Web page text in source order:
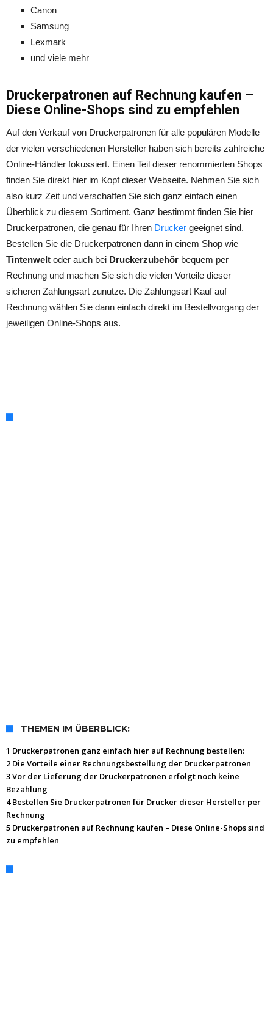
Canon
Samsung
Lexmark
und viele mehr
Druckerpatronen auf Rechnung kaufen –
Diese Online-Shops sind zu empfehlen
Auf den Verkauf von Druckerpatronen für alle populären Modelle
der vielen verschiedenen Hersteller haben sich bereits zahlreiche
Online-Händler fokussiert. Einen Teil dieser renommierten Shops
finden Sie direkt hier im Kopf dieser Webseite. Nehmen Sie sich
also kurz Zeit und verschaffen Sie sich ganz einfach einen
Überblick zu diesem Sortiment. Ganz bestimmt finden Sie hier
Druckerpatronen, die genau für Ihren Drucker geeignet sind.
Bestellen Sie die Druckerpatronen dann in einem Shop wie
Tintenwelt oder auch bei Druckerzubehör bequem per
Rechnung und machen Sie sich die vielen Vorteile dieser
sicheren Zahlungsart zunutze. Die Zahlungsart Kauf auf
Rechnung wählen Sie dann einfach direkt im Bestellvorgang der
jeweiligen Online-Shops aus.
THEMEN IM ÜBERBLICK:
1 Druckerpatronen ganz einfach hier auf Rechnung bestellen:
2 Die Vorteile einer Rechnungsbestellung der Druckerpatronen
3 Vor der Lieferung der Druckerpatronen erfolgt noch keine
Bezahlung
4 Bestellen Sie Druckerpatronen für Drucker dieser Hersteller per
Rechnung
5 Druckerpatronen auf Rechnung kaufen – Diese Online-Shops sind
zu empfehlen